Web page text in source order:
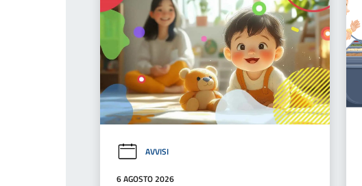
AVVISI
6 AGOSTO 2026